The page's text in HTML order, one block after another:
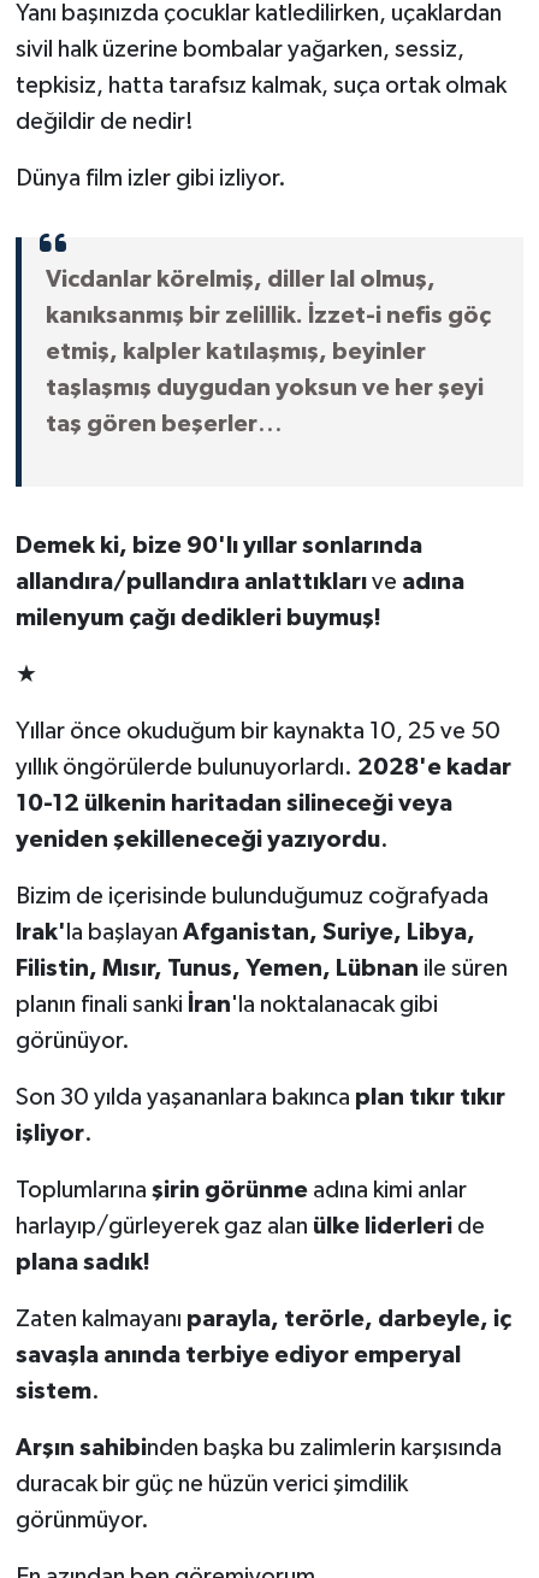
Yanı başınızda çocuklar katledilirken, uçaklardan
sivil halk üzerine bombalar yağarken, sessiz,
tepkisiz, hatta tarafsız kalmak, suça ortak olmak
değildir de nedir!
Dünya film izler gibi izliyor.
Vicdanlar körelmiş, diller lal olmuş,
kanıksanmış bir zelillik. İzzet-i nefis göç
etmiş, kalpler katılaşmış, beyinler
taşlaşmış duygudan yoksun ve her şeyi
taş gören beşerler...
Demek ki, bize 90'lı yıllar sonlarında
allandıra/pullandıra anlattıkları ve adına
milenyum çağı dedikleri buymuş!
★
Yıllar önce okuduğum bir kaynakta 10, 25 ve 50
yıllık öngörülerde bulunuyorlardı. 2028'e kadar
10-12 ülkenin haritadan silineceği veya
yeniden şekilleneceği yazıyordu.
Bizim de içerisinde bulunduğumuz coğrafyada
Irak' la başlayan Afganistan, Suriye, Libya,
Filistin, Mısır, Tunus, Yemen, Lübnan ile süren
planın finali sanki İran'la noktalanacak gibi
görünüyor.
Son 30 yılda yaşananlara bakınca plan tıkır tıkır
işliyor.
Toplumlarına şirin görünme adına kimi anlar
harlayıp/gürleyerek gaz alan ülke liderleride
plana sadık!
Zaten kalmayanı parayla, terörle, darbeyle, iç
savaşla anında terbiye ediyor emperyal
sistem.
Arşın sahibinden başka bu zalimlerin karşısında
duracak bir güç ne hüzün verici şimdilik
görünmüyor.